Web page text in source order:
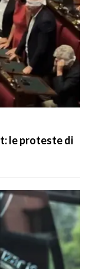
le proteste di